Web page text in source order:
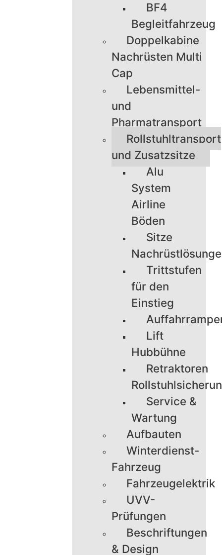
BF4
Begleitfahrzeug
Doppelkabine
Nachrüsten Multi
Cap
Lebensmittel-
und
Pharmatransport
Rollstuhltransport
und Zusatzsitze
Alu
System
Airline
Böden
Sitze
Trittstufen
für den
Einstieg
Lift
Hubbühne
Retraktoren
Service &
Wartung
Aufbauten
Winterdienst-
Fahrzeug
Fahrzeugelektrik
UVV-
Prüfungen
Beschriftungen
& Design